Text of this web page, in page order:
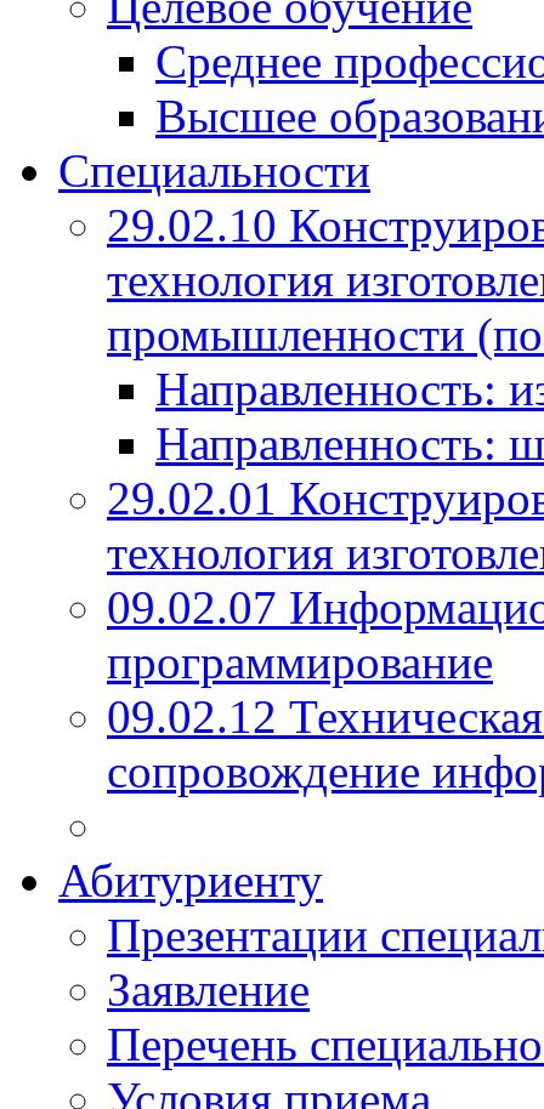
Среднее
Высшее
Специальности
29.02.10
технология
промышленности
Направленность:
Направленность:
29.02.01
технология
09.02.07
программирование
09.02.12
сопровождение
Абитуриенту
Презентации
Заявление
Перечень